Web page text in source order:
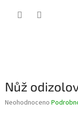
Nůž
Průměrné
Neohodnoceno